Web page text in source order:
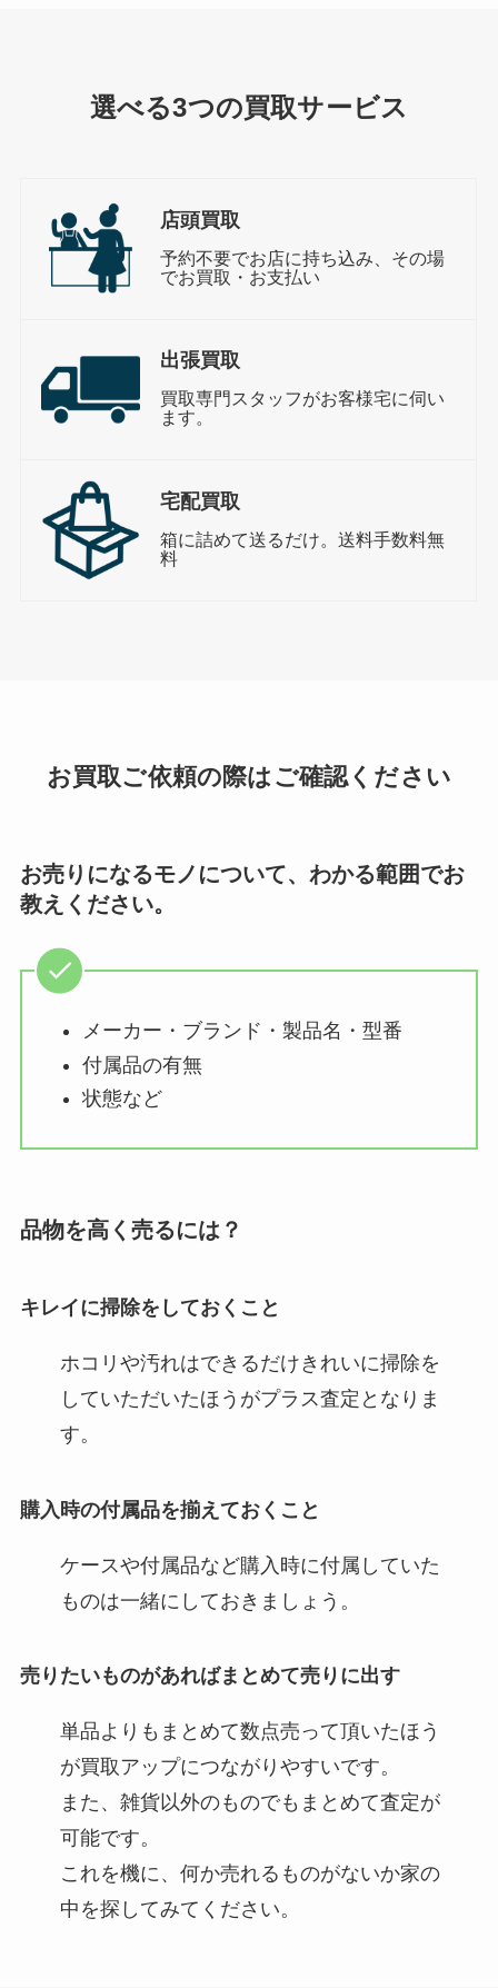
選べる3つの買取サービス
店頭買取
予約不要でお店に持ち込み、その場
でお買取・お支払い
出張買取
買取専門スタッフがお客様宅に伺い
ます。
宅配買取
箱に詰めて送るだけ。送料手数料無
料
お買取ご依頼の際はご確認ください
お売りになるモノについて、わかる範囲でお
教えください。
メーカー・ブランド・製品名・型番
付属品の有無
状態など
品物を高く売るには？
キレイに掃除をしておくこと​
ホコリや汚れはできるだけきれいに掃除を
していただいたほうがプラス査定となりま
す。
購入時の付属品を揃えておくこと
ケースや付属品など購入時に付属していた
ものは一緒にしておきましょう。
売りたいものがあればまとめて売りに出す​
単品よりもまとめて数点売って頂いたほう
が買取アップにつながりやすいです。
また、雑貨以外のものでもまとめて査定が
可能です。
これを機に、何か売れるものがないか家の
中を探してみてください。